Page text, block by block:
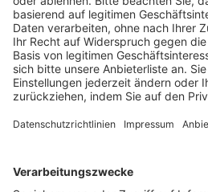
BFV-Geschäftsstellen
Trainerbörse
Login SpielPlus
FOLGE DEM BFV